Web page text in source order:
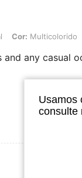
Multicolorido,
Cor: Multicolorido
any casual
Usamos
consulte